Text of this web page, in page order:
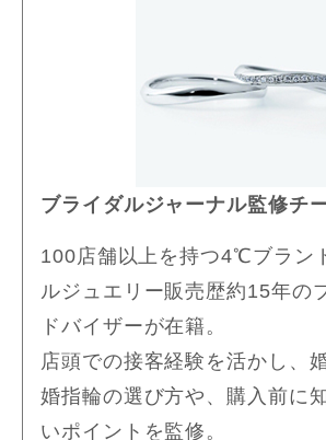
ブライダルジャーナル監修チ
100店舗以上を持つ4℃ブラン
ルジュエリー販売歴約15年の
ドバイザーが在籍。
店頭での接客経験を活かし、
婚指輪の選び方や、購入前に
いポイントを監修。